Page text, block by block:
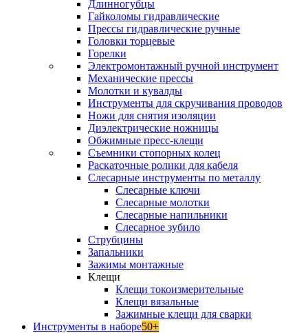
Длинногубцы
Гайколомы гидравлические
Прессы гидравлические ручные
Головки торцевые
Горелки
Электромонтажный ручной инструмент
Механические прессы
Молотки и кувалды
Инструменты для скручивания проводов
Ножи для снятия изоляции
Диэлектрические ножницы
Обжимные пресс-клещи
Съемники стопорных колец
Раскаточные ролики для кабеля
Слесарные инструменты по металлу
Слесарные ключи
Слесарные молотки
Слесарные напильники
Слесарное зубило
Струбцины
Запальники
Зажимы монтажные
Клещи
Клещи токоизмерительные
Клещи вязальные
Зажимные клещи для сварки
Инструменты в наборе50+